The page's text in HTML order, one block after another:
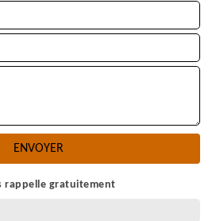
rappelle gratuitement